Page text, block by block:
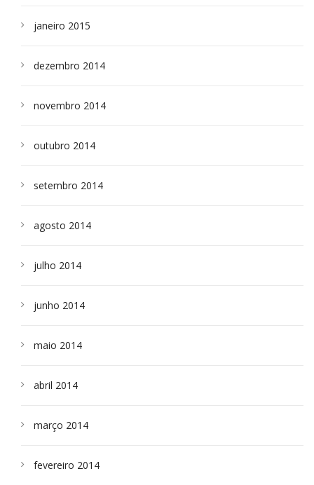
janeiro 2015
dezembro 2014
novembro 2014
outubro 2014
setembro 2014
agosto 2014
julho 2014
junho 2014
maio 2014
abril 2014
março 2014
fevereiro 2014